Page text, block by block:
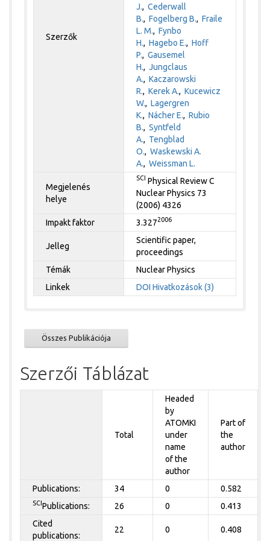
Szerzők
J.,Cederwall
B.,Fogelberg B.,Fraile
L. M.,Fynbo
H.,Hagebo E.,Hoff
P.,Gausemel
H.,Jungclaus
A.,Kaczarowski
R.,Kerek A.,Kucewicz
W.,Lagergren
K.,Nácher E.,Rubio
B.,Syntfeld
A., Tengblad
O.,Waskewski A.
A.,Weissman L.
Megjelenés
helye
SCI Physical Review C
Nuclear Physics 73
(2006) 4326
Impakt faktor
3.3272006
Jelleg
Scientific paper,
proceedings
Témák
Nuclear Physics
Linkek
DOI Hivatkozások (3)
Összes Publikációja
Szerzői Táblázat
Total
Headed
by
ATOMKI
under
name
of the
author
Part of
the
author
Publications: 34 0 0.582
SCI Publications: 26 0 0.413
Cited
publications:
22 0 0.408